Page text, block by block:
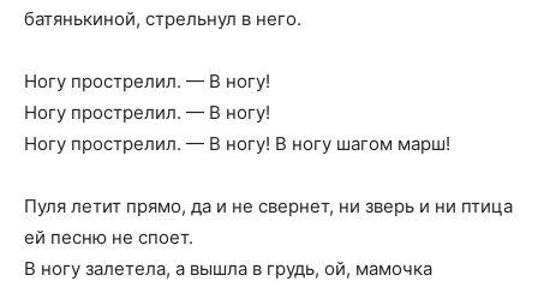
батянькиной, стрельнул в него.
Ногу прострелил. — В ногу!
Ногу прострелил. — В ногу!
Ногу прострелил. — В ногу! В ногу шагом марш!
Пуля летит прямо, да и не свернет, ни зверь и ни птица
ей песню не споет.
В ногу залетела, а вышла в грудь, ой, мамочка